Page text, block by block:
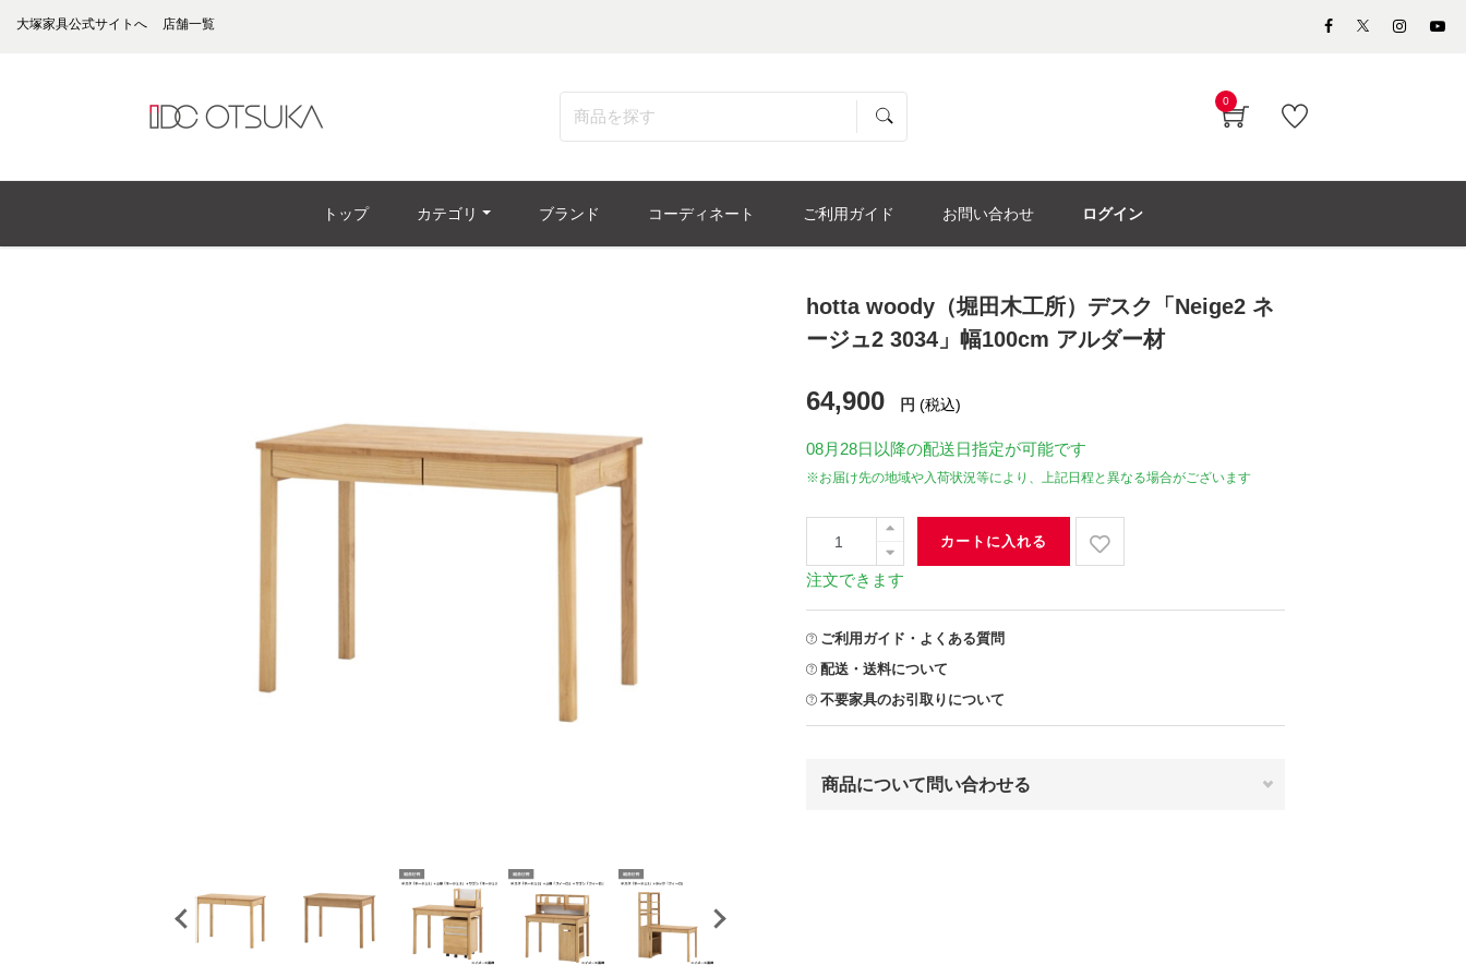
大塚家具公式サイトへ 店舗一覧
0
トップ カテゴリ ブランド コーディネート ご利用ガイド お問い合わせ ログイン
hotta woody（堀田木工所）デスク「Neige2 ネ
ージュ2 3034」幅100cm アルダー材
64,900 円 (税込)
08月28日 以降の配送日指定が可能です
※お届け先の地域や入荷状況等により、上記日程と異なる場合がございます
カートに入れる
注文できます
ご利用ガイド・よくある質問
配送・送料について
不要家具のお引取りについて
商品について問い合わせる